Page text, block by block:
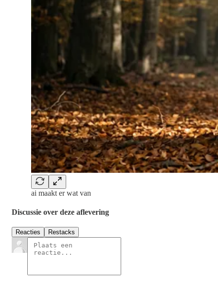
ai maakt er wat van
Discussie over deze aflevering
Reacties Restacks